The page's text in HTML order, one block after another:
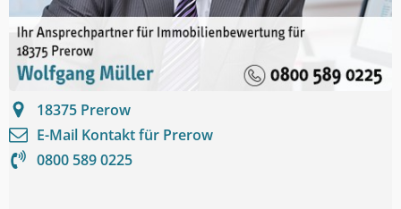
18375 Prerow
E-Mail Kontakt für Prerow
0800 589 0225